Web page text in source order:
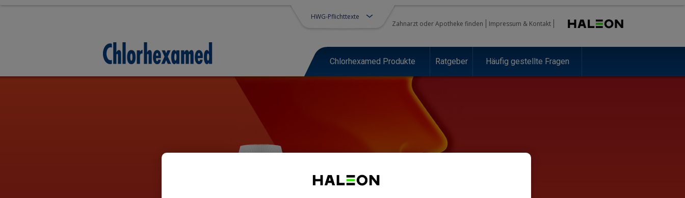
HWG-Pflichttexte
Zahnarzt oder Apotheke finden
Impressum & Kontakt
Chlorhexamed Produkte Ratgeber Häufig gestellte Fragen